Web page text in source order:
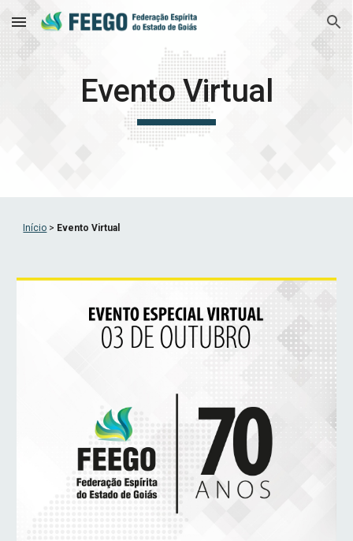
Skip to main content Skip to navigation
Evento Virtual
Início > Evento Virtual